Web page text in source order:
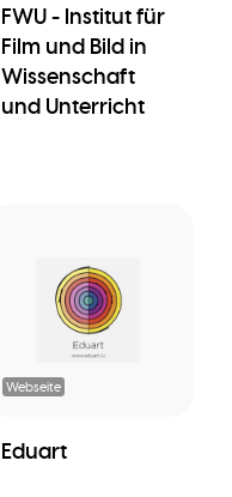
FWU - Institut für
Film und Bild in
Wissenschaft
und Unterricht
Webseite
Eduart